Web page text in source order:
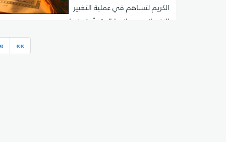
الكريم لتساهم في عملية التغيير
الإنساني بجوانبها المتعدّدة، فما
هي الأغراض ذات الأثر الرسالي التي استهدفتها القصّة
» »»